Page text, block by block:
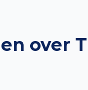
over